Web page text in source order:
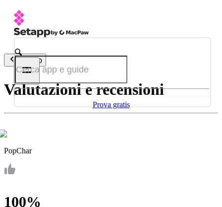
Prova gratis
Indietro
Valutazioni e recensioni
PopChar
100%